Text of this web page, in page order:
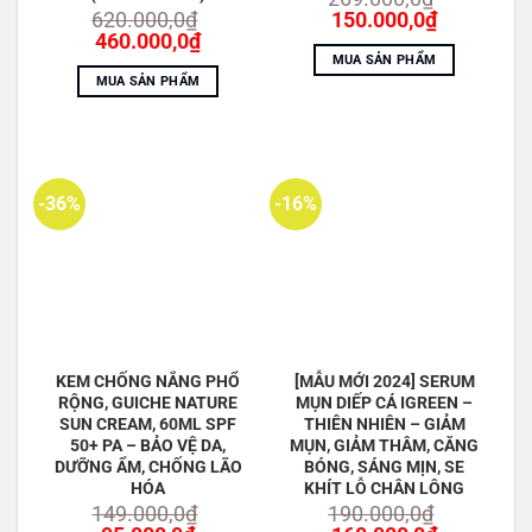
Thành phần:
620.000,0₫
Giá
gốc
là:
620.000,0₫.
460.000,0₫Giá
hiện
là:
MUA SẢN PHẨM
Giá
gốc
là:
269.000,0₫.
150.000,0₫Giá
hiện
là:
MUA SẢN PHẨM
-36%
KEM CHỐNG NẮNG PHỔ
RỘNG, GUICHE NATURE
SUN CREAM, 60ML SPF
50+ PA – BẢO VỆ DA,
DƯỠNG ẨM, CHỐNG LÃO
HÓA
149.000,0₫
-16%
[MẪU MỚI 2024] SERUM
MỤN DIẾP CÁ IGREEN –
THIÊN NHIÊN – GIẢM
MỤN, GIẢM THÂM, CĂNG
BÓNG, SÁNG MỊN, SE
KHÍT LỖ CHÂN LÔNG
190.000,0₫